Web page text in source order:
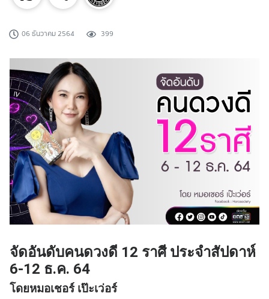
06 ธันวาคม 2564 399
จัดอันดับคนดวงดี 12 ราศี ประจำสัปดาห์
6-12 ธ.ค. 64
โดยหมอเชอร์ เป๊ะเว่อร์